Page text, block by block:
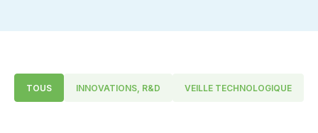
TOUS INNOVATIONS, R&D VEILLE TECHNOLOGIQUE